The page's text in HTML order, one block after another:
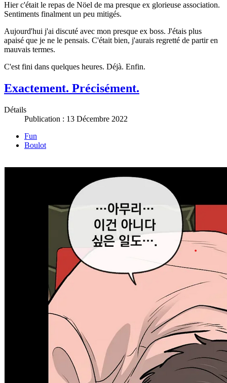
Hier c'était le repas de Nöel de ma presque ex glorieuse association.
Sentiments finalment un peu mitigés.
Aujourd'hui j'ai discuté avec mon presque ex boss. J'étais plus
apaisé que je ne le pensais. C'était bien, j'aurais regretté de partir en
mauvais termes.
C'est fini dans quelques heures. Déjà. Enfin.
Exactement. Précisément.
Détails
Publication : 13 Décembre 2022
Fun
Boulot